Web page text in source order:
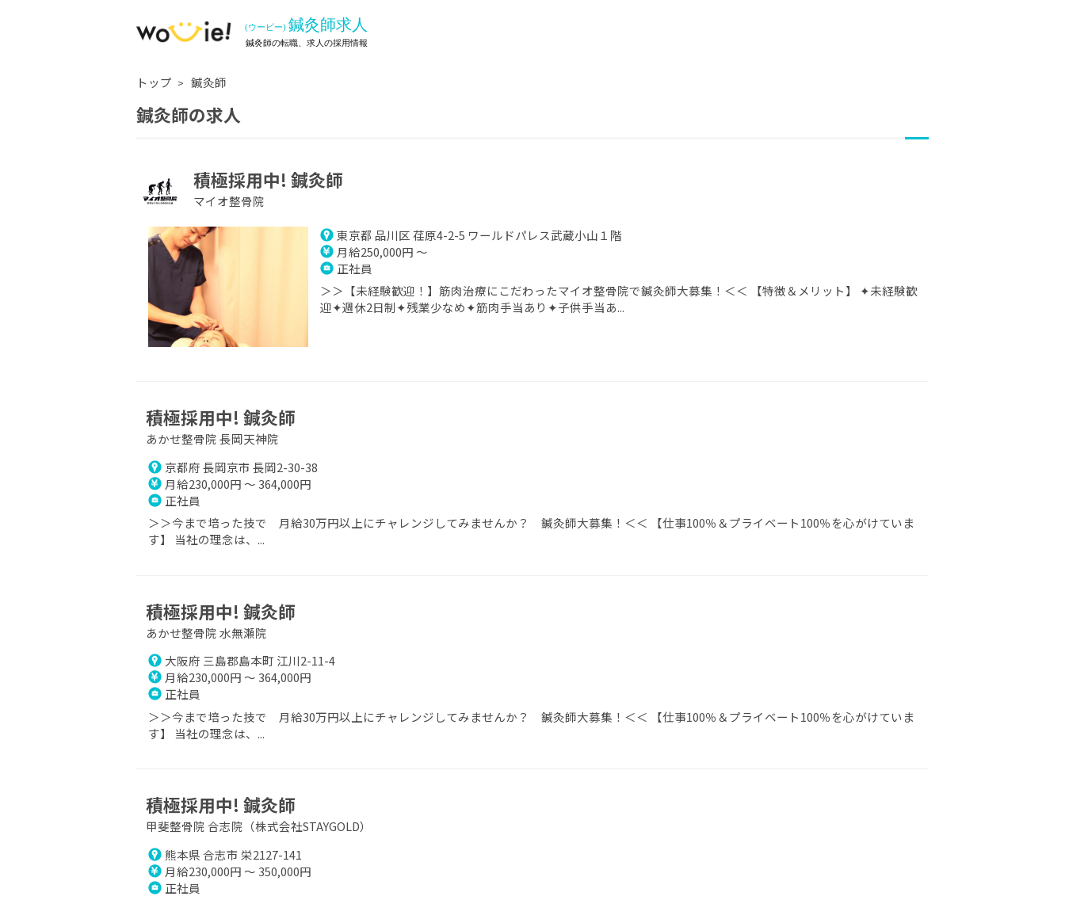
トップ 鍼灸師
鍼灸師の求人
積極採用中! 鍼灸師
マイオ整骨院
東京都 品川区 荏原4-2-5 ワールドパレス武蔵小山１階
月給250,000円 ～
正社員
＞＞【未経験歓迎！】筋肉治療にこだわったマイオ整骨院で鍼灸師大募集！＜＜ 【特徴＆メリット】 ✦未経験歓
迎✦週休2日制✦残業少なめ✦筋肉手当あり✦子供手当あ...
積極採用中! 鍼灸師
あかせ整骨院 長岡天神院
京都府 長岡京市 長岡2-30-38
月給230,000円 ～ 364,000円
正社員
＞＞今まで培った技で 月給30万円以上にチャレンジしてみませんか？ 鍼灸師大募集！＜＜ 【仕事100％＆プライベート100％を心がけていま
す】 当社の理念は、...
積極採用中! 鍼灸師
あかせ整骨院 水無瀬院
大阪府 三島郡島本町 江川2-11-4
月給230,000円 ～ 364,000円
正社員
＞＞今まで培った技で 月給30万円以上にチャレンジしてみませんか？ 鍼灸師大募集！＜＜ 【仕事100％＆プライベート100％を心がけていま
す】 当社の理念は、...
積極採用中! 鍼灸師
甲斐整骨院 合志院（株式会社STAYGOLD）
熊本県 合志市 栄2127-141
月給230,000円 ～ 350,000円
正社員